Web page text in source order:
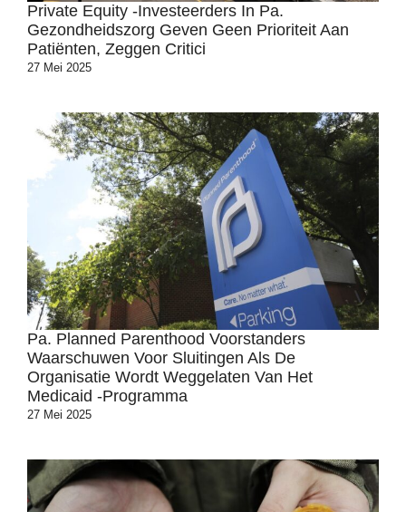
Private Equity -investeerders In Pa.
Gezondheidszorg Geven Geen Prioriteit Aan
Patiënten, Zeggen Critici
27 Mei 2025
Pa. Planned Parenthood Voorstanders
Waarschuwen Voor Sluitingen Als De
Organisatie Wordt Weggelaten Van Het
Medicaid -programma
27 Mei 2025